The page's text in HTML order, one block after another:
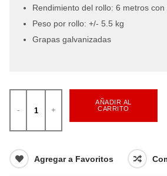
Rendimiento del rollo: 6 metros
Peso por rollo: +/- 5.5 kg
Grapas galvanizadas
AÑADIR AL
CARRITO
Agregar a Favoritos